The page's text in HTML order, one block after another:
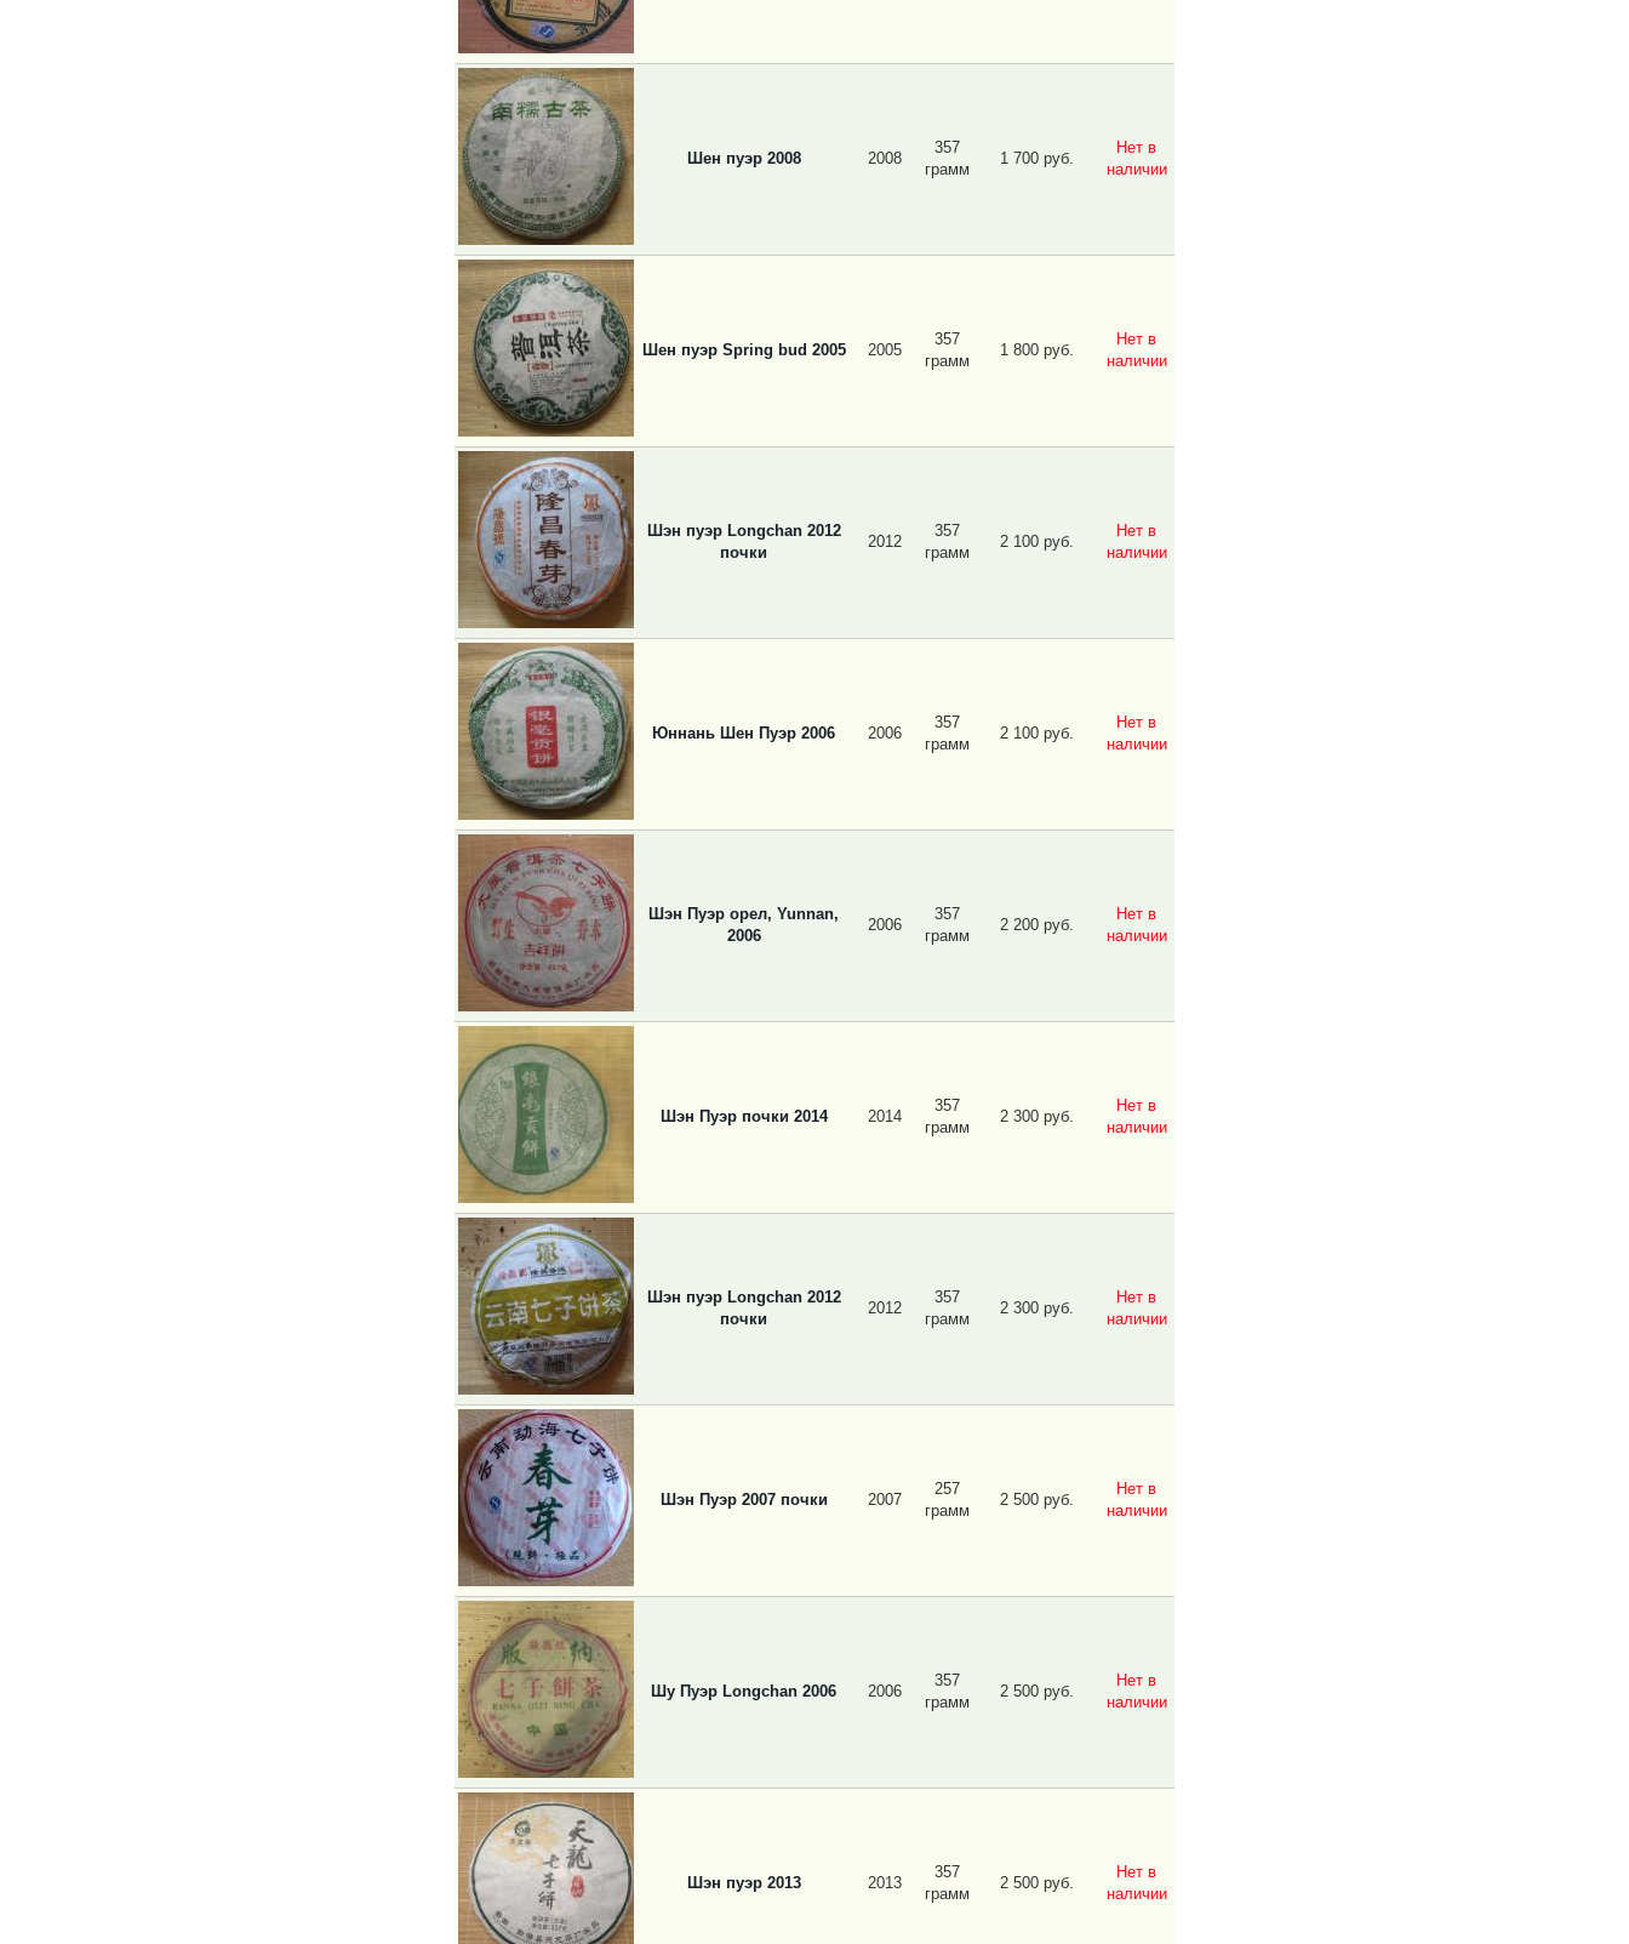
Шен пуэр 2008 2008
357
грамм
1 700 руб.
Нет в
наличии
Шен пуэр Spring bud 2005 2005
357
грамм
1 800 руб.
Нет в
наличии
Шэн пуэр Longchan 2012
почки
2012
357
грамм
2 100 руб.
Нет в
наличии
Юннань Шен Пуэр 2006 2006
357
грамм
2 100 руб.
Нет в
наличии
Шэн Пуэр орел, Yunnan,
2006
2006
357
грамм
2 200 руб.
Нет в
наличии
Шэн Пуэр почки 2014 2014
357
грамм
2 300 руб.
Нет в
наличии
Шэн пуэр Longchan 2012
почки
2012
357
грамм
2 300 руб.
Нет в
наличии
Шэн Пуэр 2007 почки 2007
257
грамм
2 500 руб.
Нет в
наличии
Шу Пуэр Longchan 2006 2006
357
грамм
2 500 руб.
Нет в
наличии
Шэн пуэр 2013 2013
357
грамм
2 500 руб.
Нет в
наличии